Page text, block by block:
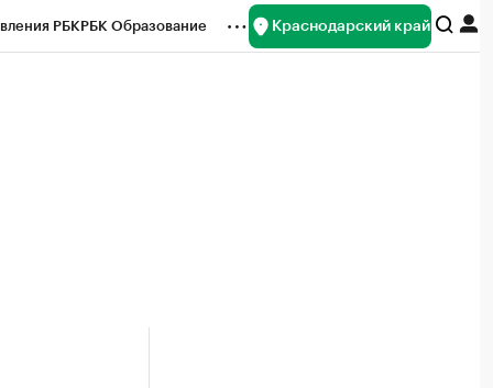
РБКРБК Образование Краснодарский край